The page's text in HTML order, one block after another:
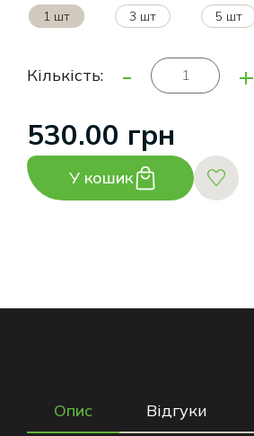
1 шт 3 шт 5 шт
Кількість: - +
530.00 грн
У кошик
Опис Відгуки